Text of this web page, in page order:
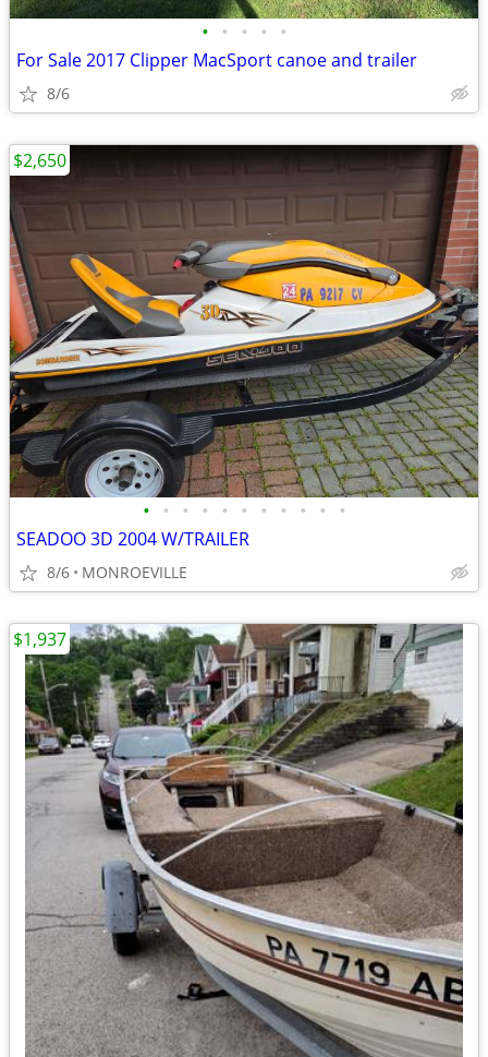
• • • • •
For Sale 2017 Clipper MacSport canoe and trailer
8/6
• • • • • • • • • • •
SEADOO 3D 2004 W/TRAILER
8/6 MONROEVILLE
$2,650
$1,937